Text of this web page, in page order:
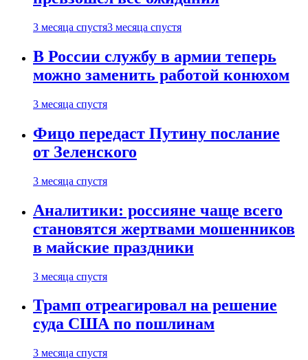
3 месяца спустя3 месяца спустя
В России службу в армии теперь
можно заменить работой конюхом
3 месяца спустя
Фицо передаст Путину послание
от Зеленского
3 месяца спустя
Аналитики: россияне чаще всего
становятся жертвами мошенников
в майские праздники
3 месяца спустя
Трамп отреагировал на решение
суда США по пошлинам
3 месяца спустя